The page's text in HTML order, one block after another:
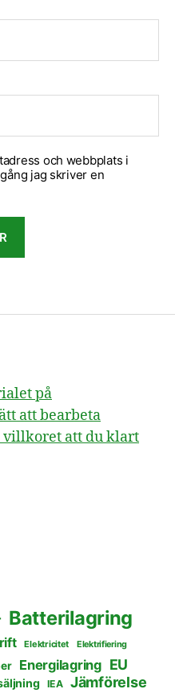
och webbplats i
jag skriver en
på
att bearbeta
villkoret att du klart
Batterilagring
Elektricitet Elektrifiering
Energilagring EU
IEA Jämförelse